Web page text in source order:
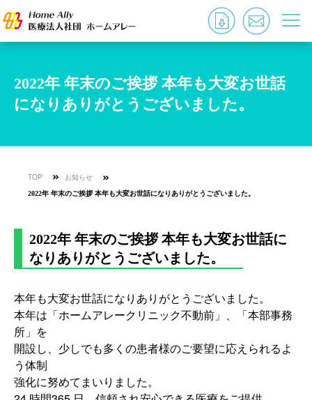
2022年 年末のご挨拶 本年も大変お世話
になりありがとうございました。
TOP お知らせ
2022年 年末のご挨拶 本年も大変お世話になりありがとうございました。
2022年 年末のご挨拶 本年も大変お世話に
なりありがとうございました。
本年も大変お世話になりありがとうございました。
本年は「ホームアレークリニック不動前」、「本部事務
所」を
開設し、少しでも多くの患者様のご要望に応えられるよ
う体制
強化に努めてまいりました。